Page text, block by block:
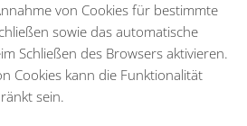
von Cookies für bestimmte
sowie das automatische
Schließen des Browsers aktivieren.
Cookies kann die Funktionalität
sein.